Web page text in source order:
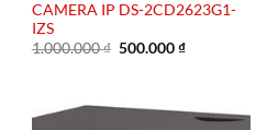
CAMERA IP DS-2CD2623G1-
IZS
1.000.000₫ Giá
500.000₫Giá